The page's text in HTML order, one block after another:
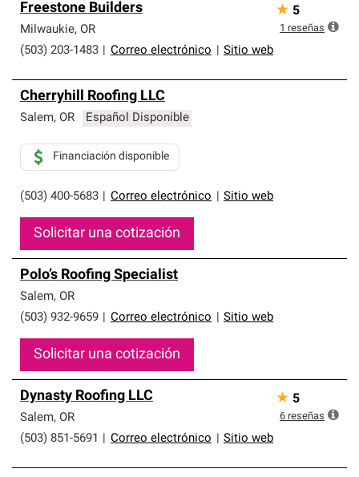
Freestone Builders
Milwaukie, OR
(503) 203-1483
Correo electrónico Sitio web
★ 5
1 reseñas
Cherryhill Roofing LLC
Salem, OR Español Disponible
(503) 400-5683 Correo electrónico Sitio web
Financiación disponible
Solicitar una cotización
Polo’s Roofing Specialist
Salem, OR
(503) 932-9659
Correo electrónico Sitio web
Solicitar una cotización
Dynasty Roofing LLC
Salem, OR
(503) 851-5691
Correo electrónico Sitio web
★ 5
6 reseñas